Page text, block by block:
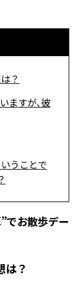
？
ますが、彼
うことで
でお散歩デー
は？